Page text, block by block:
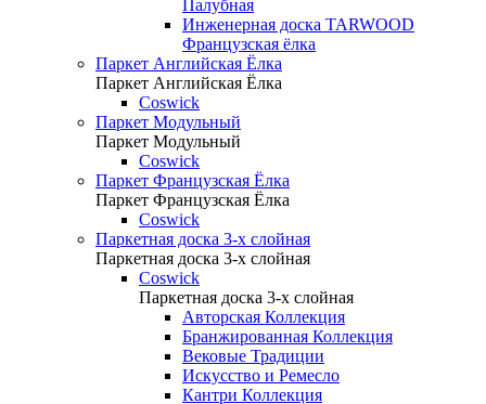
Палубная
Инженерная доска TARWOOD
Французская ёлка
Паркет Английская Ёлка
Паркет Английская Ёлка
Coswick
Паркет Модульный
Паркет Модульный
Coswick
Паркет Французская Ёлка
Паркет Французская Ёлка
Coswick
Паркетная доска 3-х слойная
Паркетная доска 3-х слойная
Coswick
Паркетная доска 3-х слойная
Авторская Коллекция
Бранжированная Коллекция
Вековые Традиции
Искусство и Ремесло
Кантри Коллекция